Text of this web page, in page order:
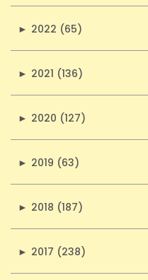
► 2022 (65)
► 2021 (136)
► 2020 (127)
► 2019 (63)
► 2018 (187)
► 2017 (238)